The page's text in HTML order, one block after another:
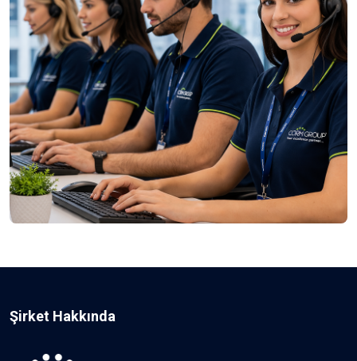
Şirket Hakkında